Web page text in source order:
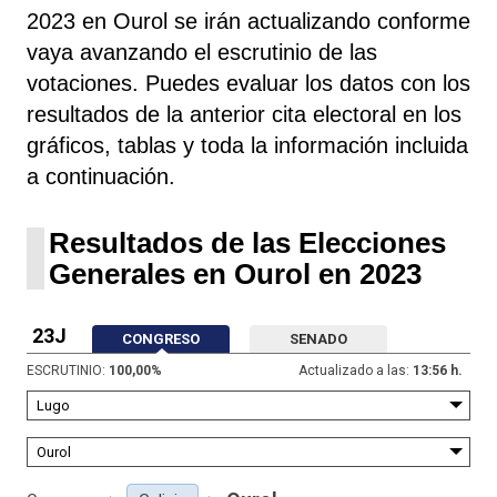
2023 en Ourol se irán actualizando conforme
vaya avanzando el escrutinio de las
votaciones. Puedes evaluar los datos con los
resultados de la anterior cita electoral en los
gráficos, tablas y toda la información incluida
a continuación.
Resultados de las Elecciones
Generales en Ourol en 2023
23J CONGRESO SENADO
ESCRUTINIO: 100,00% Actualizado a las: 13:56 h.